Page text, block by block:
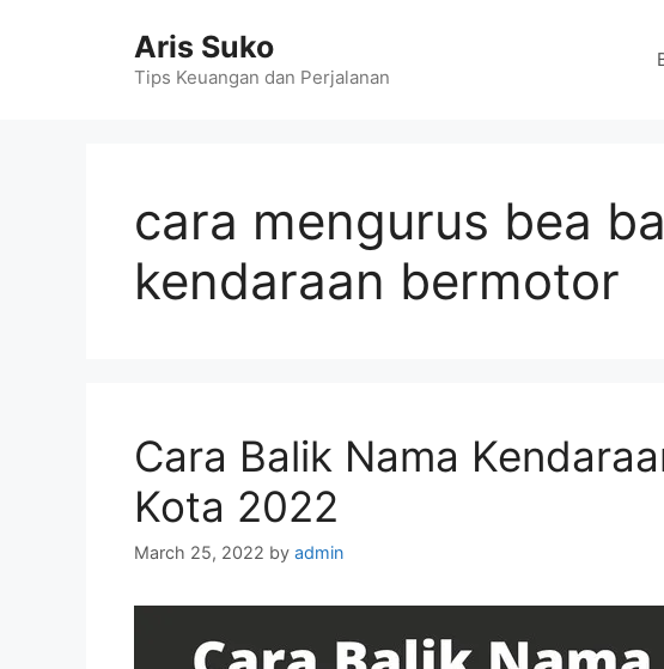
Aris Suko
Tips Keuangan dan Perjalanan
cara mengurus bea
kendaraan bermotor
Cara Balik Nama
Kota 2022
March 25, 2022 by admin